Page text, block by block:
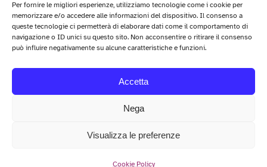
Per fornire le migliori esperienze, utilizziamo tecnologie come i cookie per
memorizzare e/o accedere alle informazioni del dispositivo. Il consenso a
queste tecnologie ci permetterà di elaborare dati come il comportamento di
navigazione o ID unici su questo sito. Non acconsentire o ritirare il consenso
può influire negativamente su alcune caratteristiche e funzioni.
Accetta
Nega
Visualizza le preferenze
Cookie Policy